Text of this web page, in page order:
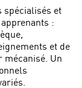
spécialisés et
:
et de
mécanisé. Un